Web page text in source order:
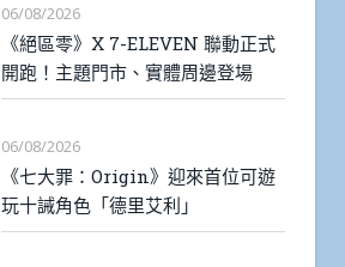
06/08/2026
《絕區零》X 7-ELEVEN 聯動正式
開跑！主題門市、實體周邊登場
06/08/2026
《七大罪：Origin》迎來首位可遊
玩十誡角色「德里艾利」